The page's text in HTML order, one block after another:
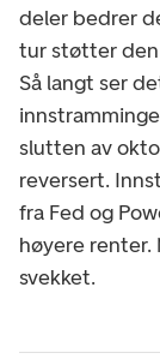
deler bedrer
tur støtter den
Så langt ser
slutten av
reversert.
fra Fed og
høyere
svekket.